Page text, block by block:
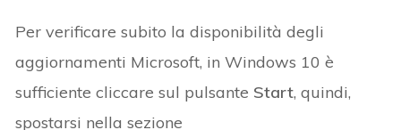
Per verificare subito la disponibilità degli
aggiornamenti Microsoft, in Windows 10 è
sufficiente cliccare sul pulsante Start, quindi,
spostarsi nella sezione